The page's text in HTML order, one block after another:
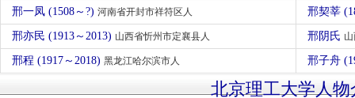
邢一凤 (1508～?) 河南省开封市祥符区人 邢契莘
邢亦民 (1913～2013) 山西省忻州市定襄县人 邢阴氏
邢程 (1917～2018) 黑龙江哈尔滨市人 邢子舟
北京理工大学人物